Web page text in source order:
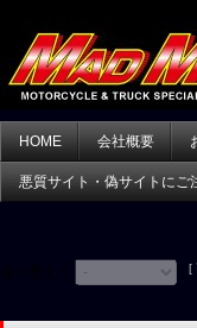
HOME 会社概要
悪質サイト・偽サイトにご
[